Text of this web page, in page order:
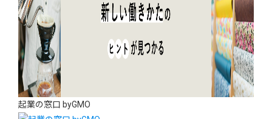
起業の窓口 byGMO